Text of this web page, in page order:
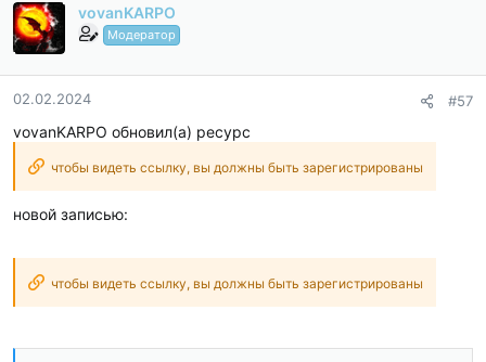
vovanKARPO
Модератор
02.02.2024 #57
vovanKARPO обновил(а) ресурс
чтобы видеть ссылку, вы должны быть зарегистрированы
новой записью:
чтобы видеть ссылку, вы должны быть зарегистрированы